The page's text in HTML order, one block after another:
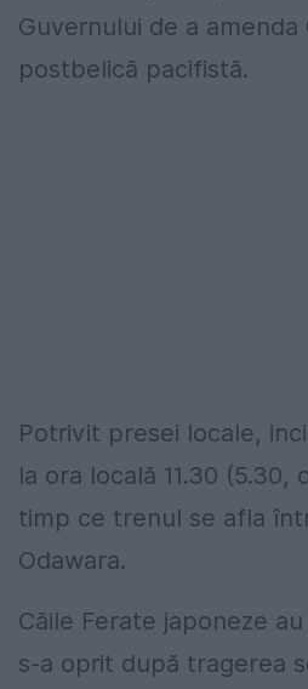
Guvernului de a
postbelică pacifistă.
Potrivit presei locale,
la ora locală 11.30 (5.30,
timp ce trenul se afla
Odawara.
Căile Ferate japoneze
s-a oprit după tragerea